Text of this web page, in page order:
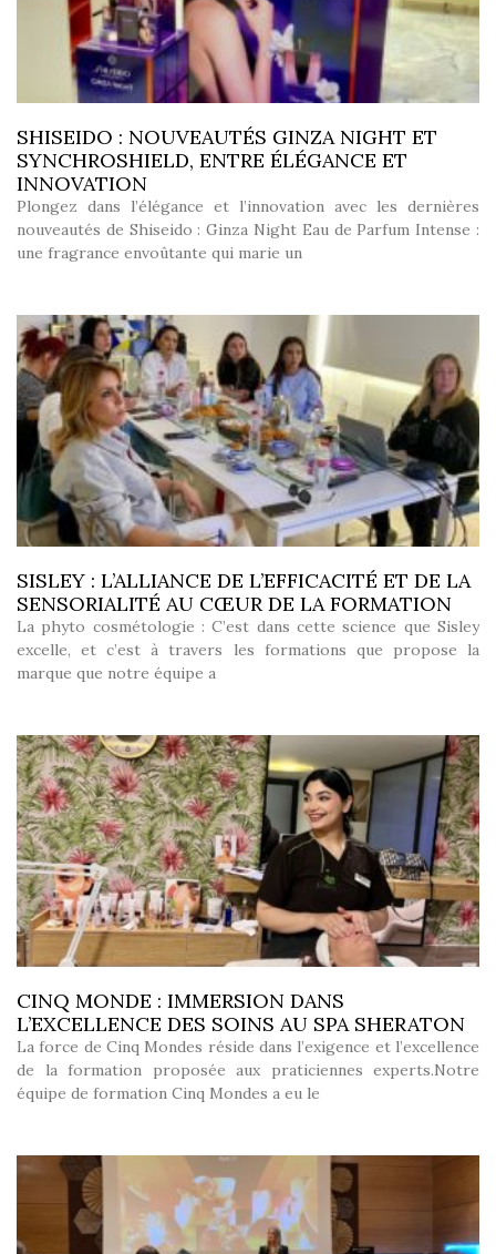
SHISEIDO : NOUVEAUTÉS GINZA NIGHT ET
SYNCHROSHIELD, ENTRE ÉLÉGANCE ET
INNOVATION
Plongez dans l’élégance et l’innovation avec les dernières
nouveautés de Shiseido : Ginza Night Eau de Parfum Intense :
une fragrance envoûtante qui marie un
SISLEY : L’ALLIANCE DE L’EFFICACITÉ ET DE LA
SENSORIALITÉ AU CŒUR DE LA FORMATION
La phyto cosmétologie : C’est dans cette science que Sisley
excelle, et c’est à travers les formations que propose la
marque que notre équipe a
CINQ MONDE : IMMERSION DANS
L’EXCELLENCE DES SOINS AU SPA SHERATON
La force de Cinq Mondes réside dans l’exigence et l’excellence
de la formation proposée aux praticiennes experts.Notre
équipe de formation Cinq Mondes a eu le